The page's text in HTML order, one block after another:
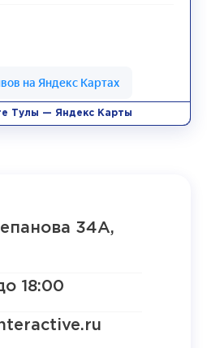
Тулы — Яндекс Карты
34А,
18:00